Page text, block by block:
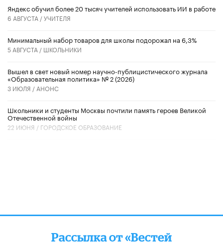
​Яндекс обучил более 20 тысяч учителей использовать ИИ в работе
6 АВГУСТА /УЧИТЕЛЯ
Минимальный набор товаров для школы подорожал на 6,3%
5 АВГУСТА / ШКОЛЬНИКИ
Вышел в свет новый номер научно-публицистического журнала
«Образовательная политика» № 2 (2026)
3 ИЮЛЯ / АНОНС
Школьники и студенты Москвы почтили память героев Великой
Отечественной войны
22 ИЮНЯ / ГОРОДСКОЕ ОБРАЗОВАНИЕ
Рассылка от «Вестей